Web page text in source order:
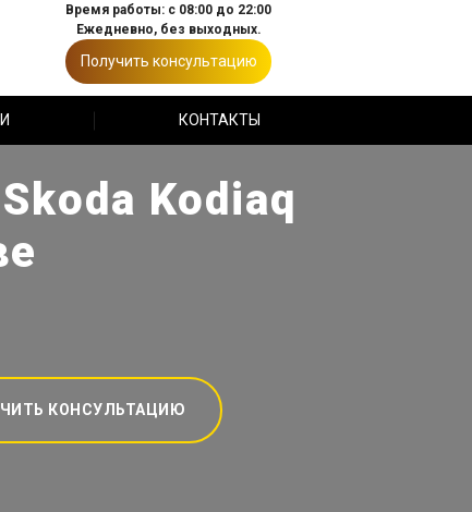
Время работы: с 08:00 до 22:00
Ежедневно, без выходных.
Получить консультацию
КОНТАКТЫ
Kodiaq
КОНСУЛЬТАЦИЮ